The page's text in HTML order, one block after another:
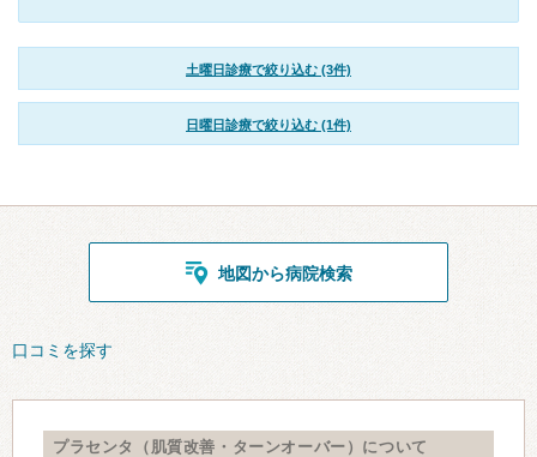
土曜日診療で絞り込む (3件)
日曜日診療で絞り込む (1件)
地図から病院検索
口コミを探す
プラセンタ（肌質改善・ターンオーバー）について